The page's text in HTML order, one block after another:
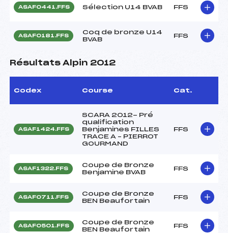
ASAF0441.FFS Sélection U14 BVAB FFS
ASAF0181.FFS
Coq de bronze U14
BVAB
FFS
Résultats Alpin 2012
Codex Course Cat.
ASAF1424.FFS
SCARA 2012- Pré
qualification
Benjamines FILLES
TRACE A – PIERROT
GOURMAND
FFS
ASAF1322.FFS
Coupe de Bronze
Benjamine BVAB
FFS
ASAF0711.FFS
Coupe de Bronze
BEN Beaufortain
FFS
ASAF0501.FFS
Coupe de Bronze
BEN Beaufortain
FFS